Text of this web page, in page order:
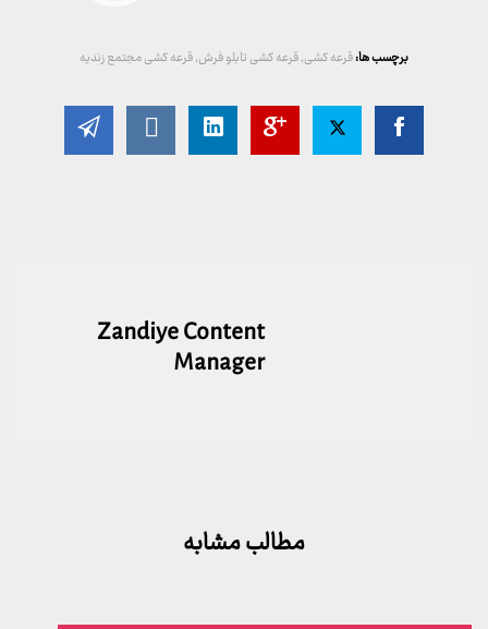
برچسب ها:قرعه کشی,قرعه کشی تابلو فرش,قرعه کشی مجتمع زندیه
Zandiye Content
Manager
مطالب مشابه